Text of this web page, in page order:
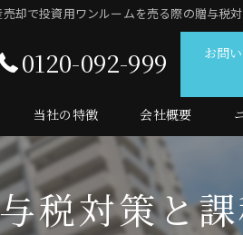
却で投資用ワンルームを売る際の贈与税
0120-092-999
お問
当社の特徴
仲介
査定
会社概要
税対策と